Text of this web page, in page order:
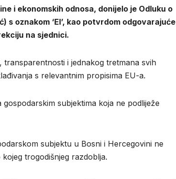
i ekonomskih odnosa, donijelo je Odluku o
s oznakom ‘EI’, kao potvrdom odgovarajuće
na sjednici.
i jednakog tretmana svih
s relevantnim propisima EU-a.
subjektima koja ne podliježe
subjektu u Bosni i Hercegovini ne
trogodišnjeg razdoblja.